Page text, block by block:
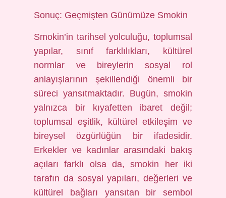
Sonuç: Geçmişten Günümüze Smokin
Smokin’in tarihsel yolculuğu, toplumsal
yapılar, sınıf farklılıkları, kültürel
normlar ve bireylerin sosyal rol
anlayışlarının şekillendiği önemli bir
süreci yansıtmaktadır. Bugün, smokin
yalnızca bir kıyafetten ibaret değil;
toplumsal eşitlik, kültürel etkileşim ve
bireysel özgürlüğün bir ifadesidir.
Erkekler ve kadınlar arasındaki bakış
açıları farklı olsa da, smokin her iki
tarafın da sosyal yapıları, değerleri ve
kültürel bağları yansıtan bir sembol